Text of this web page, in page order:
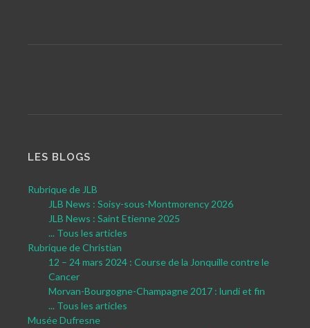
LES BLOGS
Rubrique de JLB
JLB News : Soisy-sous-Montmorency 2026
JLB News : Saint Etienne 2025
... Tous les articles
Rubrique de Christian
12 – 24 mars 2024 : Course de la Jonquille contre le
Cancer
Morvan-Bourgogne-Champagne 2017 : lundi et fin
... Tous les articles
Musée Dufresne